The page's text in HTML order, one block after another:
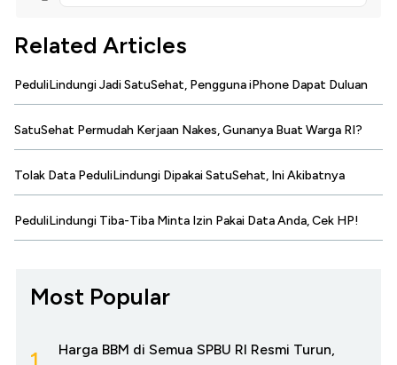
Related Articles
PeduliLindungi Jadi SatuSehat, Pengguna iPhone Dapat Duluan
SatuSehat Permudah Kerjaan Nakes, Gunanya Buat Warga RI?
Tolak Data PeduliLindungi Dipakai SatuSehat, Ini Akibatnya
PeduliLindungi Tiba-Tiba Minta Izin Pakai Data Anda, Cek HP!
Most Popular
Harga BBM di Semua SPBU RI Resmi Turun,